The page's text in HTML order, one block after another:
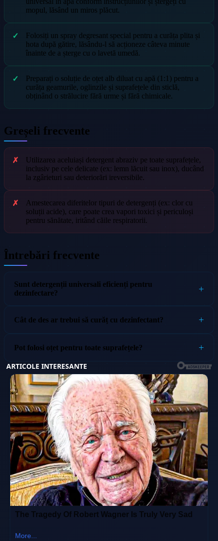
mopul, lăsând un miros plăcut.
Folosiți un spray degresant special pentru a curăța plita și
hota după gătire, lăsându-l să acționeze câteva minute
înainte de a șterge cu o lavetă umedă.
Preparați o soluție de oțet alb diluat cu apă (1:1) pentru a
curăța geamurile, oglinzile și suprafețele din sticlă,
obținând o strălucire fără urme și fără chimicale.
Greșeli frecvente
Utilizarea aceluiași detergent abraziv pe toate suprafețele,
inclusiv pe cele delicate (ex: lemn lăcuit sau inox), ducând
la zgârieturi sau deteriorări ireversibile.
Amestecarea diferitelor tipuri de detergenți (ex: clor cu
soluții acide), care poate crea vapori toxici și periculoși
pentru sănătate, iritând căile respiratorii.
Întrebări frecvente
Sunt detergenții universali eficienți pentru
dezinfectare?
Cât de des ar trebui să curăț cu dezinfectant?
Pot folosi oțet pentru toate suprafețele?